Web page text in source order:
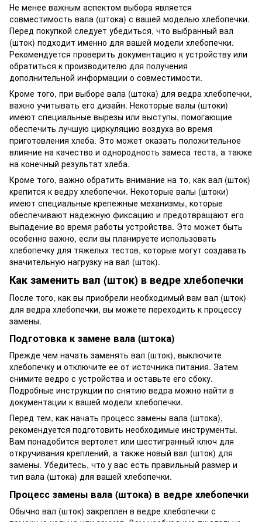
Не менее важным аспектом выбора является
совместимость вала (штока) с вашей моделью хлебопечки.
Перед покупкой следует убедиться, что выбранный вал
(шток) подходит именно для вашей модели хлебопечки.
Рекомендуется проверить документацию к устройству или
обратиться к производителю для получения
дополнительной информации о совместимости.
Кроме того, при выборе вала (штока) для ведра хлебопечки,
важно учитывать его дизайн. Некоторые валы (штоки)
имеют специальные вырезы или выступы, помогающие
обеспечить лучшую циркуляцию воздуха во время
приготовления хлеба. Это может оказать положительное
влияние на качество и однородность замеса теста, а также
на конечный результат хлеба.
Кроме того, важно обратить внимание на то, как вал (шток)
крепится к ведру хлебопечки. Некоторые валы (штоки)
имеют специальные крепежные механизмы, которые
обеспечивают надежную фиксацию и предотвращают его
выпадение во время работы устройства. Это может быть
особенно важно, если вы планируете использовать
хлебопечку для тяжелых тестов, которые могут создавать
значительную нагрузку на вал (шток).
Как заменить вал (шток) в ведре хлебопечки
После того, как вы приобрели необходимый вам вал (шток)
для ведра хлебопечки, вы можете переходить к процессу
замены.
Подготовка к замене вала (штока)
Прежде чем начать заменять вал (шток), выключите
хлебопечку и отключите ее от источника питания. Затем
снимите ведро с устройства и оставьте его сбоку.
Подробные инструкции по снятию ведра можно найти в
документации к вашей модели хлебопечки.
Перед тем, как начать процесс замены вала (штока),
рекомендуется подготовить необходимые инструменты.
Вам понадобится вертолет или шестигранный ключ для
откручивания креплений, а также новый вал (шток) для
замены. Убедитесь, что у вас есть правильный размер и
тип вала (штока) для вашей хлебопечки.
Процесс замены вала (штока) в ведре хлебопечки
Обычно вал (шток) закреплен в ведре хлебопечки с